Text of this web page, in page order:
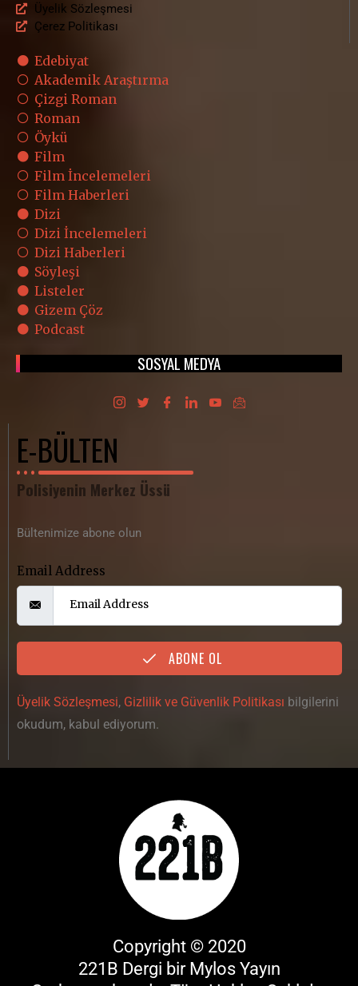
Üyelik Sözleşmesi
Çerez Politikası
Edebiyat
Akademik Araştırma
Çizgi Roman
Roman
Öykü
Film
Film İncelemeleri
Film Haberleri
Dizi
Dizi İncelemeleri
Dizi Haberleri
Söyleşi
Listeler
Gizem Çöz
Podcast
SOSYAL MEDYA
E-BÜLTEN
Polisiyenin Merkez Üssü
Bültenimize abone olun
Email Address
ABONE OL
Üyelik Sözleşmesi, Gizlilik ve Güvenlik Politikası bilgilerini
okudum, kabul ediyorum.
Copyright © 2020
221B Dergi bir Mylos Yayın